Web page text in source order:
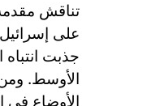
تناقش
جذبت
الأوضاع في